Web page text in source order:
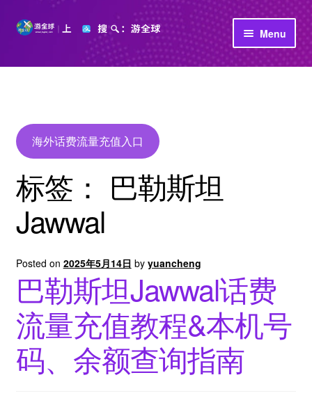
Skip
Skip
Menu
首页
公司介绍
海外话费流量充值入口
标签： 巴勒斯坦
Jawwal
Posted on 2025年5月14日 by yuancheng
巴勒斯坦Jawwal话费
流量充值教程&本机号
码、余额查询指南